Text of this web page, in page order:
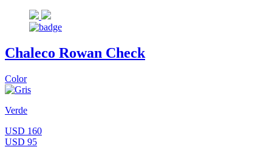
Chaleco Rowan Check
Color
Verde
USD 160
USD 95